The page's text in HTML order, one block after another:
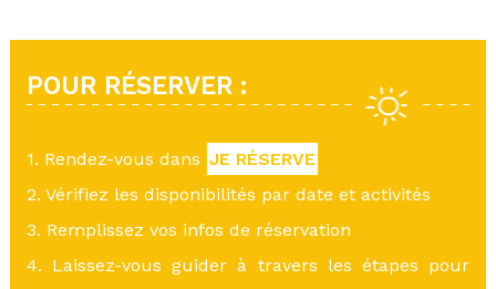
POUR RÉSERVER :
1. Rendez-vous dans JE RÉSERVE
2. Vérifiez les disponibilités par date et activités
3. Remplissez vos infos de réservation
4. Laissez-vous guider à travers les étapes pour